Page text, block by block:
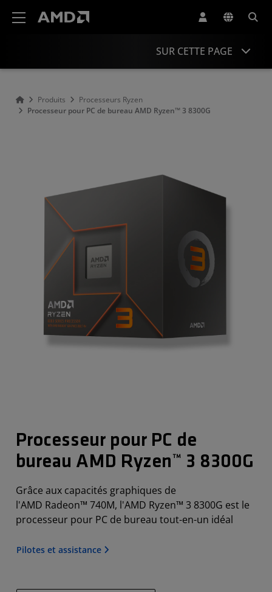
SUR CETTE PAGE
Caractéristiques
Produits
Processeurs Ryzen
Processeur pour PC de bureau AMD Ryzen™ 3 8300G
Processeur pour PC de
bureau AMD Ryzen™ 3 8300G
Grâce aux capacités graphiques de
l'AMD Radeon™ 740M, l'AMD Ryzen™ 3 8300G est le
processeur pour PC de bureau tout-en-un idéal
Pilotes et assistance